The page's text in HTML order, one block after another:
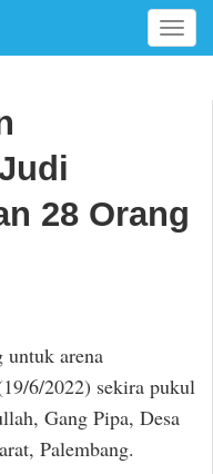
T
o
v
n
28 Orang
untuk arena
6/2022) sekira pukul
Gang Pipa, Desa
Palembang.